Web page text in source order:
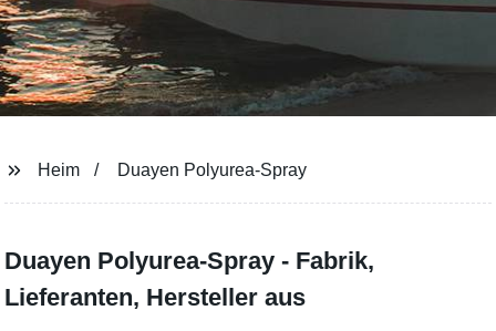
Heim Duayen Polyurea-Spray
Duayen Polyurea-Spray - Fabrik,
Lieferanten, Hersteller aus